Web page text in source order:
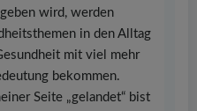
wird, werden
in den Alltag
mit viel mehr
bekommen.
Seite „gelandet“ bist